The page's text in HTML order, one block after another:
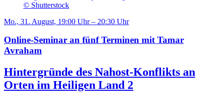
© Shutterstock
Mo., 31. August, 19:00 Uhr – 20:30 Uhr
Online-Seminar an fünf Terminen mit Tamar
Avraham
Hintergründe des Nahost-Konflikts an
Orten im Heiligen Land 2